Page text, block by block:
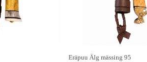
Eräpuu Älg mässing 95